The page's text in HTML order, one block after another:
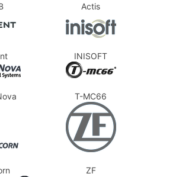
Actis
INISOFT
T-MC66
ZF